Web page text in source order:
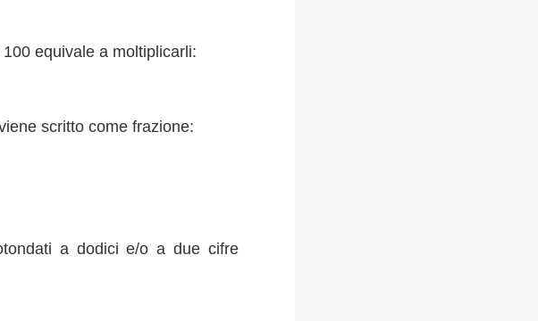
equivale a moltiplicarli:
scritto come frazione:
a dodici e/o a due cifre